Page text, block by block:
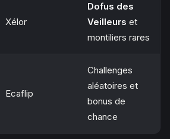
Xélor
Dofus des
Veilleurs et
montiliers rares
Ecaflip
Challenges
aléatoires et
bonus de
chance